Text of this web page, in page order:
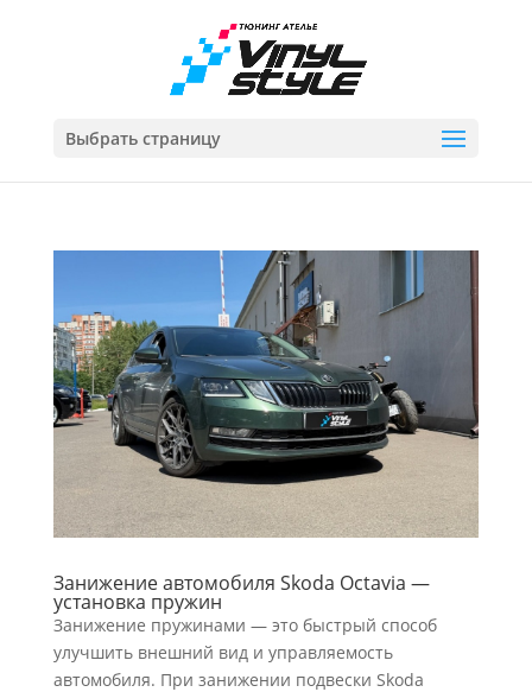
Выбрать страницу
Занижение автомобиля Skoda Octavia —
установка пружин
Занижение пружинами — это быстрый способ
улучшить внешний вид и управляемость
автомобиля. При занижении подвески Skoda